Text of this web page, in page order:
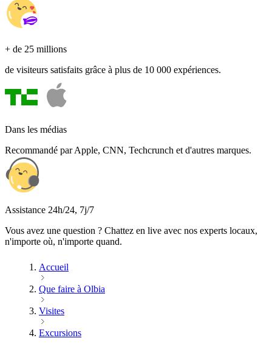
+ de 25 millions
de visiteurs satisfaits grâce à plus de 10 000 expériences.
Dans les médias
Recommandé par Apple, CNN, Techcrunch et d'autres marques.
Assistance 24h/24, 7j/7
Vous avez une question ? Chattez en live avec nos experts locaux,
n'importe où, n'importe quand.
Accueil
Que faire à Olbia
Visites
Excursions